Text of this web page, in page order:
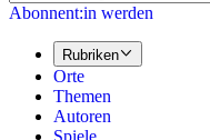
Abonnent:in werden
Rubriken
Orte
Themen
Autoren
Spiele